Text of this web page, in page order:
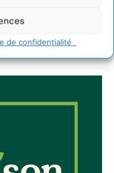
de confidentialité